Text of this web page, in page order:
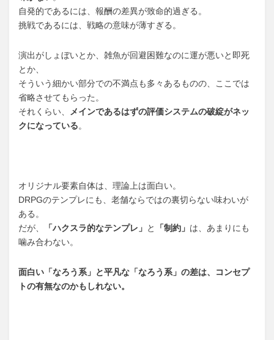
自発的であるには、報酬の差異が致命的過ぎる。
挑戦であるには、戦略の意味が薄すぎる。
演出がしょぼいとか、雑魚が回避困難なのに運が悪いと即死
とか、
そういう細かい部分での不満点も多々あるものの、ここでは
省略させてもらった。
それくらい、
メインであるはずの評価システムの破綻がネッ
クになっている。
オリジナル要素自体は、理論上は面白い。
DRPGのテンプレにも、老舗ならではの裏切らない味わいが
ある。
だが、
「ハクスラ的なテンプレ」 と 「制約」 は、あまりにも
噛み合わない。
面白い「なろう系」と平凡な「なろう系」の差は、コンセプ
トの有無なのかもしれない。